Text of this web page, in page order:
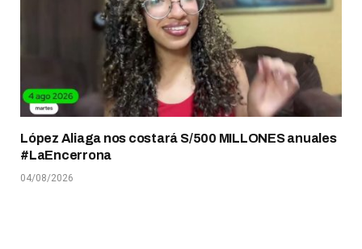
López Aliaga nos costará S/500 MILLONES anuales
#LaEncerrona
04/08/2026